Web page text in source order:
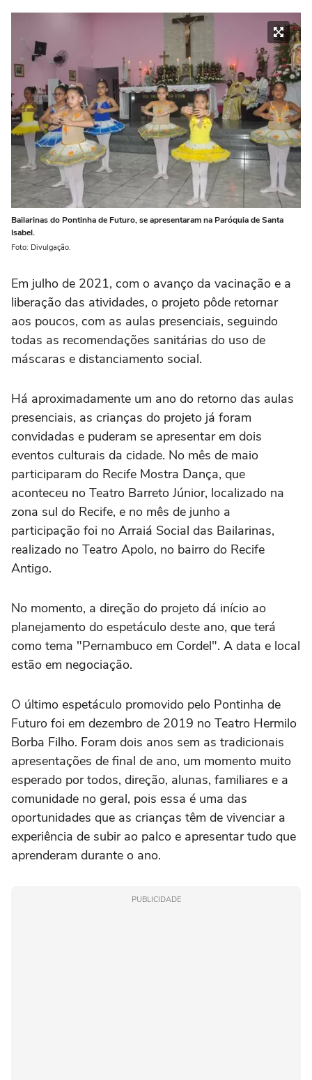
Bailarinas do Pontinha de Futuro, se apresentaram na Paróquia de Santa
Isabel.
Foto: Divulgação.
Em julho de 2021, com o avanço da vacinação e a
liberação das atividades, o projeto pôde retornar
aos poucos, com as aulas presenciais, seguindo
todas as recomendações sanitárias do uso de
máscaras e distanciamento social.
Há aproximadamente um ano do retorno das aulas
presenciais, as crianças do projeto já foram
convidadas e puderam se apresentar em dois
eventos culturais da cidade. No mês de maio
participaram do Recife Mostra Dança, que
aconteceu no Teatro Barreto Júnior, localizado na
zona sul do Recife, e no mês de junho a
participação foi no Arraiá Social das Bailarinas,
realizado no Teatro Apolo, no bairro do Recife
Antigo.
No momento, a direção do projeto dá início ao
planejamento do espetáculo deste ano, que terá
como tema "Pernambuco em Cordel". A data e local
estão em negociação.
O último espetáculo promovido pelo Pontinha de
Futuro foi em dezembro de 2019 no Teatro Hermilo
Borba Filho. Foram dois anos sem as tradicionais
apresentações de final de ano, um momento muito
esperado por todos, direção, alunas, familiares e a
comunidade no geral, pois essa é uma das
oportunidades que as crianças têm de vivenciar a
experiência de subir ao palco e apresentar tudo que
aprenderam durante o ano.
PUBLICIDADE